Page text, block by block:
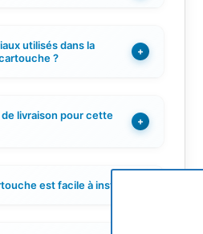
utilisés dans la
?
+
livraison pour cette
+
est facile à installer ?